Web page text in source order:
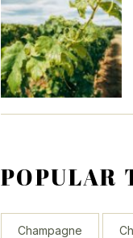
POPULAR
Champagne